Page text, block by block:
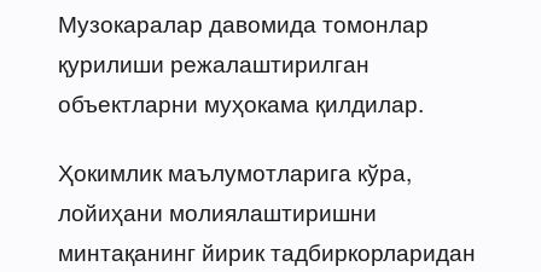
Музокаралар давомида томонлар
қурилиши режалаштирилган
объектларни муҳокама қилдилар.
Ҳокимлик маълумотларига кўра,
лойиҳани молиялаштиришни
минтақанинг йирик тадбиркорларидан